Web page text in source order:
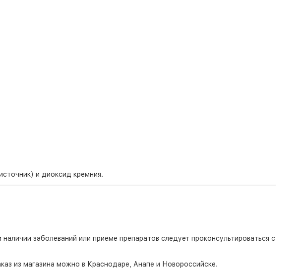
и диоксид кремния.
заболеваний или приеме препаратов следует проконсультироваться с
из магазина можно в Краснодаре, Анапе и Новороссийске.